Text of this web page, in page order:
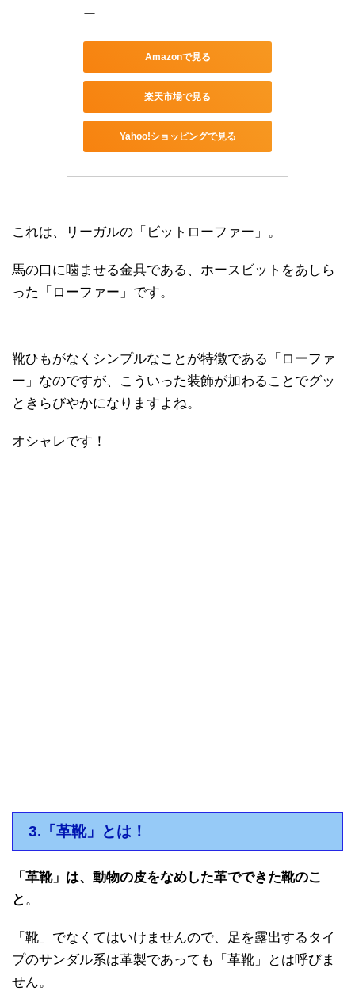
ー
Amazonで見る
楽天市場で見る
Yahoo!ショッピングで見る
これは、リーガルの「ビットローファー」。
馬の口に噛ませる金具である、ホースビットをあしら
った「ローファー」です。
靴ひもがなくシンプルなことが特徴である「ローファ
ー」なのですが、こういった装飾が加わることでグッ
ときらびやかになりますよね。
オシャレです！
3.「革靴」とは！
「革靴」は、動物の皮をなめした革でできた靴のこ
と。
「靴」でなくてはいけませんので、足を露出するタイ
プのサンダル系は革製であっても「革靴」とは呼びま
せん。